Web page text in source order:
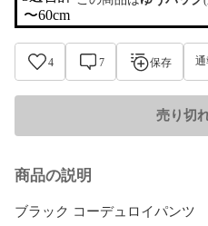
〜60cm
4 7 保存 通
売り切
商品の説明
ブラック コーデュロイパンツ